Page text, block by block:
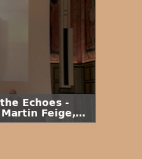
Echoes -
Feige,